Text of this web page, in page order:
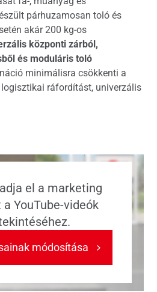
párhuzamosan toló és
akár 200 kg-os
központi zárból,
és moduláris toló
minimálisra csökkenti a
ráfordítást, univerzális
el a marketing
YouTube-videók
módosítása